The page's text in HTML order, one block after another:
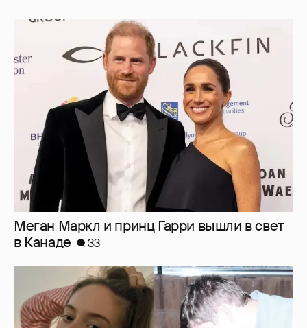
Меган Маркл и принц Гарри вышли в свет
в Канаде
Внучка Никиты Михалкова Наталья с
мужем и сыном отдыхает на яхте